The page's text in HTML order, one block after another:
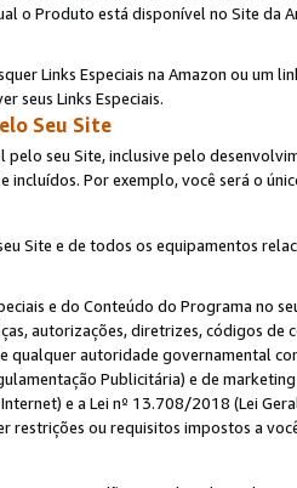
o Produto está disponível no Site da
Links Especiais na Amazon ou um
seus Links Especiais.
Seu Site
pelo seu Site, inclusive pelo
incluídos. Por exemplo, você será o
Site e de todos os equipamentos
e do Conteúdo do Programa no
autorizações, diretrizes, códigos
qualquer autoridade governamental
Publicitária) e de
e a Lei nº 13.708/2018 (Lei
restrições ou requisitos impostos a